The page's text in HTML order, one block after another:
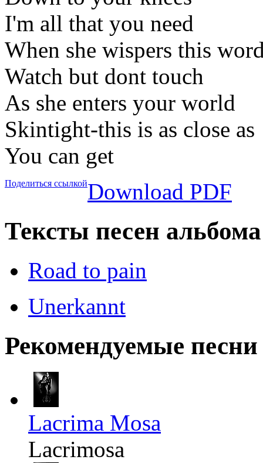
I'm all that you need
When she wispers this
Watch but dont touch
As she enters your world
Skintight-this is as close as
You can get
Поделиться ссылкойDownload PDF
Тексты песен
Road to pain
Unerkannt
Рекомендуемые песни
Lacrima Mosa
Lacrimosa